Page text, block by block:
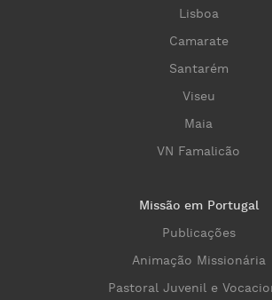
Lisboa
Camarate
Santarém
Viseu
Maia
VN Famalicão
Missão em Portugal
Publicações
Animação Missionária
Pastoral Juvenil e